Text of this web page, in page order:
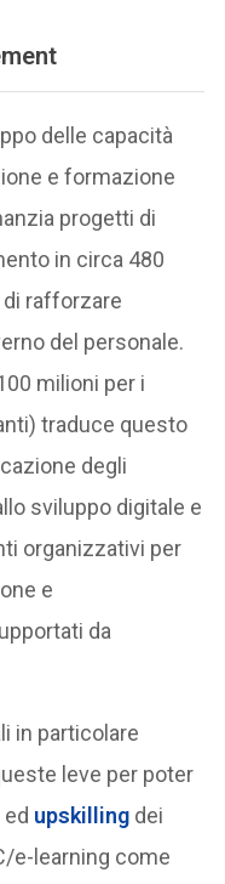
delle capacità
e formazione
progetti di
in circa 480
di rafforzare
del personale.
milioni per i
traduce questo
degli
sviluppo digitale e
organizzativi per
e
da
in particolare
leve per poter
upskilling dei
e-learning come